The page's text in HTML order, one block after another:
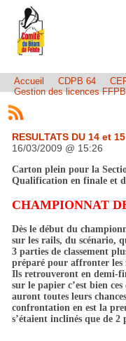
Accueil CDPB 64
Gestion des licences FFPB
RESULTATS DU 14 et
16/03/2009 @ 15:26
Carton plein pour la
Qualification en finale et
CHAMPIONNAT
Dès le début du
sur les rails, du scénario,
3 parties de classement
préparé pour affronter les
Ils retrouveront en demi-
sur le papier c’est bien
auront toutes leurs
confrontation en est la
s’étaient inclinés que de 2